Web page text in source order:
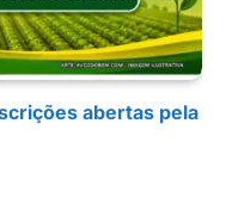
abertas pela